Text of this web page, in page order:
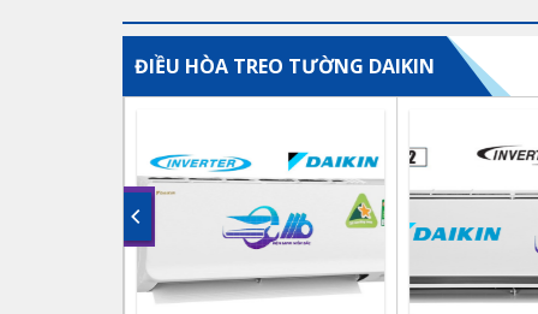
12,350,000 ₫.là:
ĐIỀU HÒA TREO TƯỜNG DAIKIN